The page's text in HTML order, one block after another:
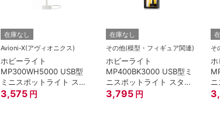
在庫なし
Avioni-X(アヴィオニクス)
ホビーライト
MP300WH5000 USB型
ミニスポットライト スタ
ンド30cm/白/5000K
3,575 円
在庫なし
その他(模型・フィギュア関連)
ホビーライト
MP400BK3000 USB型ミ
ニスポットライト スタン
ド40cm/黒/3000K
3,795 円
そ
ホ